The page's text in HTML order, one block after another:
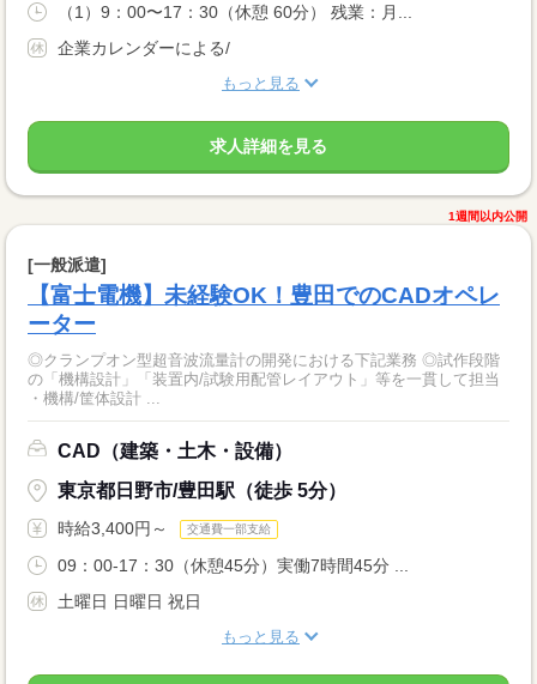
（1）9：00〜17：30（休憩 60分） 残業：月...
企業カレンダーによる/
もっと見る
求人詳細を見る
1週間以内公開
[一般派遣]
【富士電機】未経験OK！豊田でのCADオペレ
ーター
◎クランプオン型超音波流量計の開発における下記業務 ◎試作段階
の「機構設計」「装置内/試験用配管レイアウト」等を一貫して担当
・機構/筐体設計 ...
CAD（建築・土木・設備）
東京都日野市/豊田駅（徒歩 5分）
時給3,400円～ 交通費一部支給
09：00-17：30（休憩45分）実働7時間45分 ...
土曜日 日曜日 祝日
もっと見る